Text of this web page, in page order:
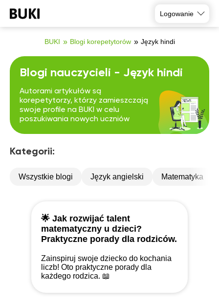
Logowanie
BUKI Blogi korepetytorów Język hindi
Blogi nauczycieli - Język hindi
Autorami artykułów są
korepetytorzy, którzy zamieszczają
swoje profile na BUKI w celu
poszukiwania nowych uczniów
Kategorii:
Wszystkie blogi Język angielski Matematyka
🌟 Jak rozwijać talent
matematyczny u dzieci?
Praktyczne porady dla rodziców.
Zainspiruj swoje dziecko do kochania
liczb! Oto praktyczne porady dla
każdego rodzica. 📖